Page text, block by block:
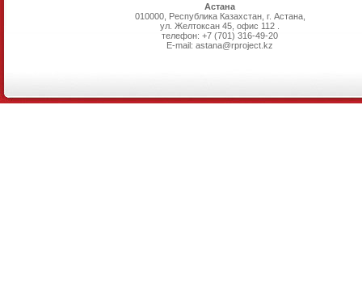
Астана
010000, Республика Казахстан, г. Астана,
ул. Желтоксан 45, офис 112 .
телефон: +7 (701) 316-49-20
E-mail: astana@rproject.kz